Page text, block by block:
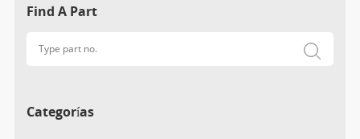
Find A Part
Categorías